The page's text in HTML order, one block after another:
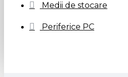
Medii de stocare
Periferice PC